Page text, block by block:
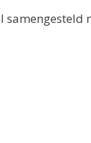
samengesteld